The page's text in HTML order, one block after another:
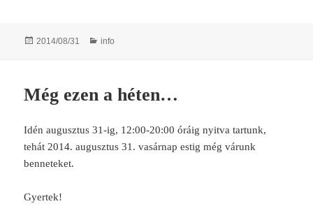
Posted
2014/08/31 Categories
info
Még ezen a héten…
Idén augusztus 31-ig, 12:00-20:00 óráig nyitva tartunk,
tehát 2014. augusztus 31. vasárnap estig még várunk
benneteket.
Gyertek!